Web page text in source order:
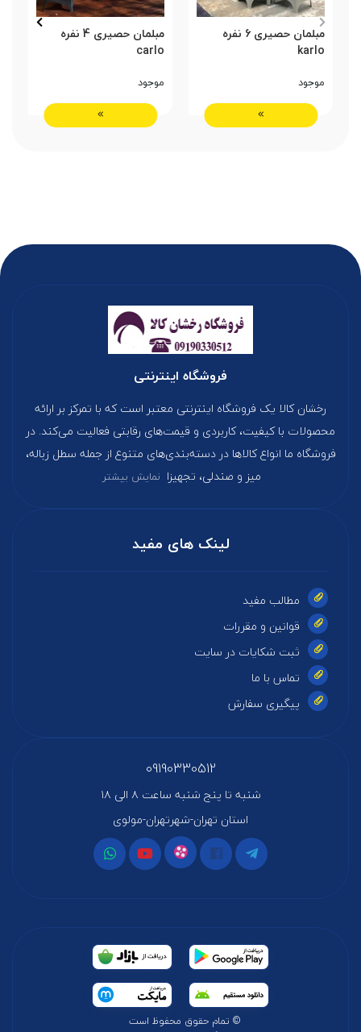
مبلمان حصیری 6 نفره
karlo
موجود
مبلمان حصیری 4 نفره
carlo
موجود
فروشگاه اینترنتی
رخشان کالا یک فروشگاه اینترنتی معتبر است که با تمرکز بر ارائه
محصولات با کیفیت، کاربردی و قیمت‌های رقابتی فعالیت می‌کند. در
فروشگاه ما انواع کالاها در دسته‌بندی‌های متنوع از جمله سطل زباله،
میز و صندلی، تجهیزا نمایش بیشتر
لینک های مفید
مطالب مفید
قوانین و مقررات
ثبت شکایات در سایت
تماس با ما
پیگیری سفارش
09190330512
شنبه تا پنج شنبه ساعت ۸ الی ۱۸
استان تهران-شهرتهران-مولوی
© تمام حقوق محفوظ است